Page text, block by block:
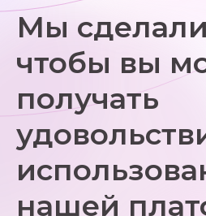
Мы сделали
чтобы вы
получать
нашей